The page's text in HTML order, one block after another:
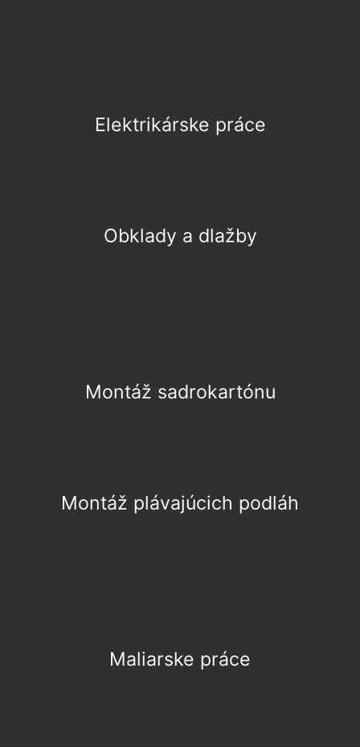
Elektrikárske práce
Obklady a dlažby
Montáž sadrokartónu
Montáž plávajúcich podláh
Maliarske práce